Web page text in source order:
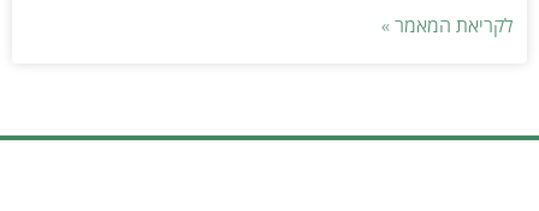
לקריאת המאמר »